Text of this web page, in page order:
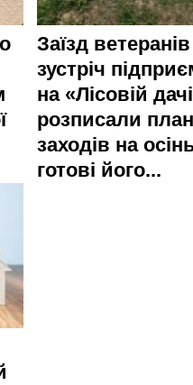
Заїзд
зустріч
на «Лісовій
розписали план
заходів на
готові його...